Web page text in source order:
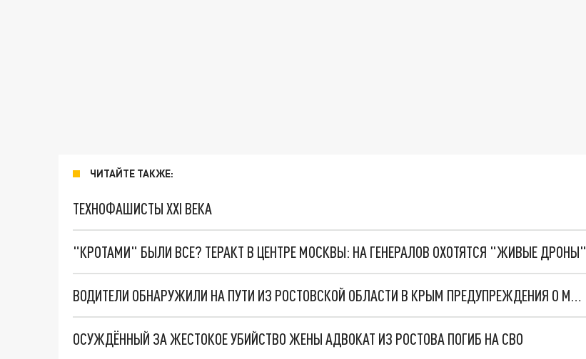
ЧИТАЙТЕ ТАКЖЕ:
ТЕХНОФАШИСТЫ XXI ВЕКА
"КРОТАМИ" БЫЛИ ВСЕ? ТЕРАКТ В ЦЕНТРЕ МОСКВЫ: НА ГЕНЕРАЛОВ ОХОТЯТСЯ "ЖИВЫЕ ДРОНЫ"
ВОДИТЕЛИ ОБНАРУЖИЛИ НА ПУТИ ИЗ РОСТОВСКОЙ ОБЛАСТИ В КРЫМ ПРЕДУПРЕЖДЕНИЯ О МИНАХ
ОСУЖДЁННЫЙ ЗА ЖЕСТОКОЕ УБИЙСТВО ЖЕНЫ АДВОКАТ ИЗ РОСТОВА ПОГИБ НА СВО